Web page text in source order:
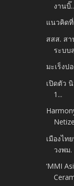
งานบิ๊
แนวคิด
สสส. ส
ระบบ
มะเร็งป
เปิดตัว
1...
เมืองไท
วงพม.
‘MMI